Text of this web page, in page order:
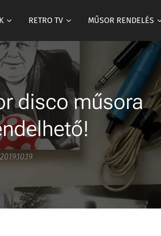
RETRO TV MŰSOR RENDELÉS
disco műsora
2019.10.19